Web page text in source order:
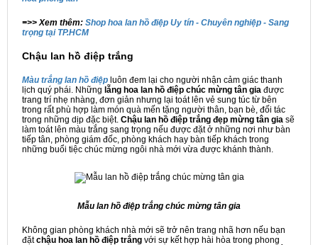
=>> Xem thêm: Shop hoa lan hồ điệp Uy tín - Chuyên nghiệp - Sang
trọng tại TP.HCM
Chậu lan hồ điệp trắng
Màu trắng lan hồ điệp luôn đem lại cho người nhận cảm giác thanh
lịch quý phái. Những lẵng hoa lan hồ điệp chúc mừng tân gia được
trang trí nhẹ nhàng, đơn giản nhưng lại toát lên vẻ sung túc từ bên
trong rất phù hợp làm món quà mến tặng người thân, bạn bè, đối tác
trong những dịp đặc biệt. Chậu lan hồ điệp trắng đẹp mừng tân gia sẽ
làm toát lên màu trắng sang trọng nếu được đặt ở những nơi như bàn
tiếp tân, phòng giám đốc, phòng khách hay bàn tiếp khách trong
những buổi tiệc chúc mừng ngôi nhà mới vừa được khánh thành.
Mẫu lan hồ điệp trắng chúc mừng tân gia
Không gian phòng khách nhà mới sẽ trở nên trang nhã hơn nếu bạn
đặtchậu hoa lan hồ điệp trắng với sự kết hợp hài hòa trong phong